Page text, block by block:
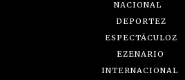
NACIONAL
DEPORTEZ
ESPECTÁCULOZ
EZENARIO
INTERNACIONAL